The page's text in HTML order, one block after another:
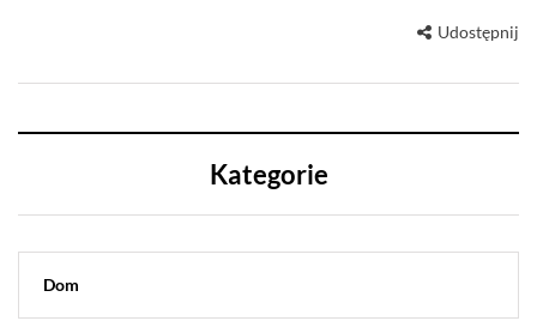
Udostępnij
Kategorie
Dom